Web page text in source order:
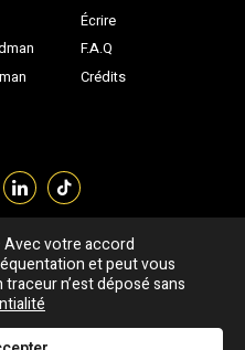
Écrire
F.A.Q
Crédits
1997 - Tous droits réservés |
|Gestion des cookies|Dernière
08/2026
votre accord
et peut vous
n’est déposé sans